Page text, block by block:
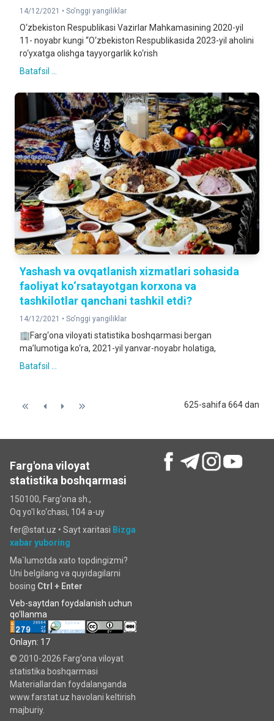
14/12/2021 • So'nggi yangiliklar
O‘zbekiston Respublikasi Vazirlar Mahkamasining 2020-yil
11- noyabr kungi “O‘zbekiston Respublikasida 2023-yil aholini
ro‘yxatga olishga tayyorgarlik ko‘rish
Batafsil ...
Yashash va ovqatlanish xizmatlari sohasida
faoliyat ko‘rsatayotgan korxona va
tashkilotlar qanchani tashkil etdi?
14/12/2021 • So'nggi yangiliklar
🏢Farg‘ona viloyati statistika boshqarmasi bergan
ma’lumotiga ko‘ra, 2021-yil yanvar-noyabr holatiga,
Batafsil ...
625-sahifa 664 dan
Farg'ona viloyat
statistika boshqarmasi
150100, Farg'ona sh.,
Oq yo'l ko‘chаsi, 104 a-uy
fer@stat.uz • Sayt xaritasi Bizga
xabar yuboring
Ma`lumotda xato topdingizmi?
Uni belgilang va quyidagilarni
bosing Ctrl + Enter
Veb-saytdan foydalanish uchun
qo'llanma
Onlayn: 17
© 2010-2026 Farg‘ona viloyat
statistika boshqarmasi
Materiallardan foydalanganda
www.farstat.uz havolani keltirish
majburiy.